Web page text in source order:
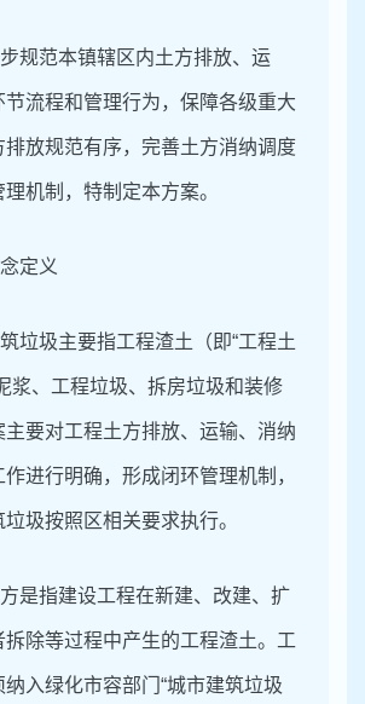
规范本镇辖区内土方排放、运
流程和管理行为，保障各级重大
排放规范有序，完善土方消纳调度
机制，特制定本方案。
定义
垃圾主要指工程渣土（即“工程土
浆、工程垃圾、拆房垃圾和装修
要对工程土方排放、运输、消纳
进行明确，形成闭环管理机制，
圾按照区相关要求执行。
是指建设工程在新建、改建、扩
拆除等过程中产生的工程渣土。工
入绿化市容部门 “城市建筑垃圾